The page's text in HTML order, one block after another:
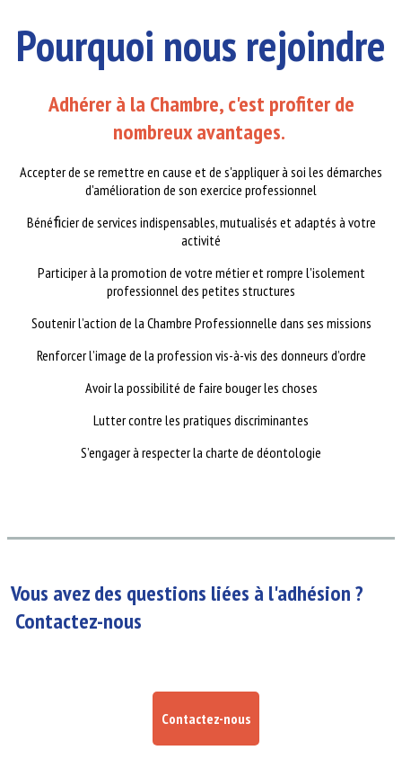
Pourquoi nous rejoindre
Adhérer à la Chambre, c'est profiter de
nombreux avantages.
Accepter de se remettre en cause et de s'appliquer à soi les démarches
d'amélioration de son exercice professionnel
Bénéﬁcier de services indispensables, mutualisés et adaptés à votre
activité
Participer à la promotion de votre métier et rompre l'isolement
professionnel des petites structures
Soutenir l’action de la Chambre Professionnelle dans ses missions
Renforcer l’image de la profession vis-à-vis des donneurs d’ordre
Avoir la possibilité de faire bouger les choses
Lutter contre les pratiques discriminantes
S’engager à respecter la charte de déontologie
Vous avez des questions liées à l'adhésion ?
Contactez-nous
Contactez-nous